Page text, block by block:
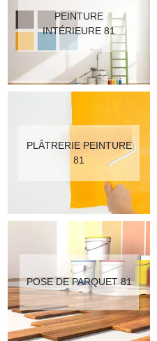
PEINTURE
INTÉRIEURE 81
PLÂTRERIE PEINTURE
81
POSE DE PARQUET 81